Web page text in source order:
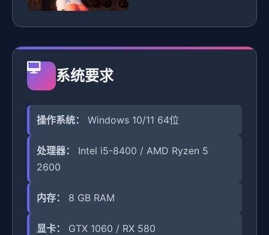
系统要求
操作系统： Windows 10/11 64位
处理器：
Intel i5-8400 / AMD Ryzen 5
2600
内存： 8 GB RAM
显卡： GTX 1060 / RX 580